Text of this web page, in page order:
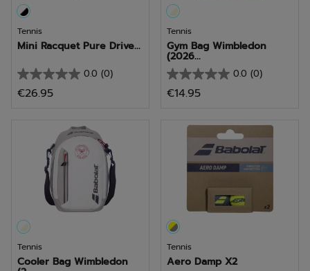
Tennis
Mini Racquet Pure Drive...
0.0 (0)
0.0
van
sterren.
€26.95
Tennis
Gym Bag Wimbledon
(2026...
0.0 (0)
0.0
van
sterren.
€14.95
Tennis
Cooler Bag Wimbledon
Tennis
Aero Damp X2